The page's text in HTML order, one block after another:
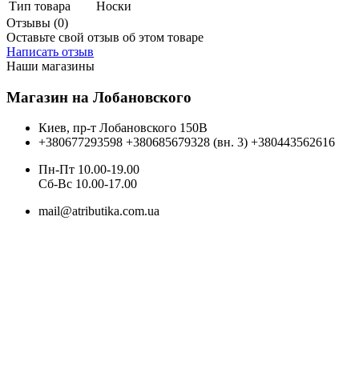
Тип товара
Носки
Отзывы (0)
Оставьте свой отзыв об этом товаре
Написать отзыв
Наши магазины
Магазин на Лобановского
Киев, пр-т Лобановского 150В
+380677293598 +380685679328 (вн. 3) +380443562616
Пн-Пт 10.00-19.00
Cб-Вс 10.00-17.00
mail@atributika.com.ua